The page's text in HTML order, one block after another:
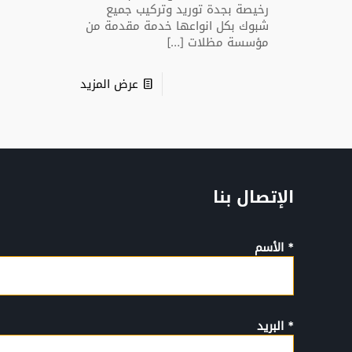
رخيصة بجدة توريد وتركيب جميع
شبوك بكل انواعها خدمة مقدمة من
مؤسسة مظلات […]
عرض المزيد
الإتصال بنا
* الأسم
* البريد